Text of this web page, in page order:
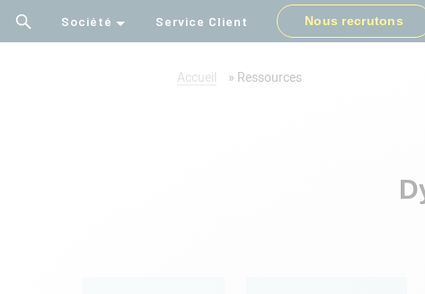
Société Service Client Nous recrutons
Accueil » Ressources